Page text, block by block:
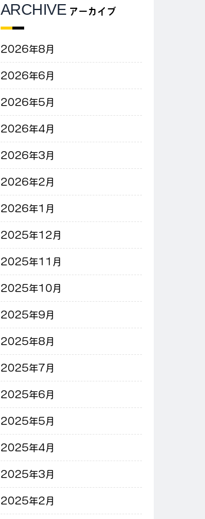
ARCHIVE アーカイブ
2026年8月
2026年6月
2026年5月
2026年4月
2026年3月
2026年2月
2026年1月
2025年12月
2025年11月
2025年10月
2025年9月
2025年8月
2025年7月
2025年6月
2025年5月
2025年4月
2025年3月
2025年2月